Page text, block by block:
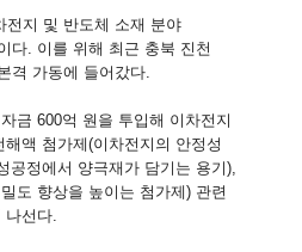
전지 및 반도체 소재 분야
다. 이를 위해 최근 충북 진천
격 가동에 들어갔다.
금 600억 원을 투입해 이차전지
액 첨가제(이차전지의 안정성
공정에서 양극재가 담기는 용기),
도 향상을 높이는 첨가제) 관련
선다.